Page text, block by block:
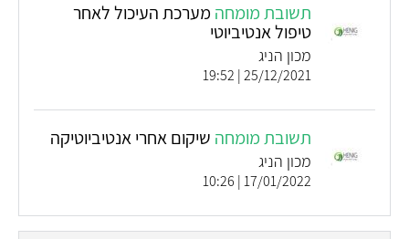
תשובת מומחה מערכת העיכול לאחר
טיפול אנטיביוטי
מכון הניג
25/12/2021 | 19:52
תשובת מומחה שיקום אחרי אנטיביוטיקה
מכון הניג
17/01/2022 | 10:26